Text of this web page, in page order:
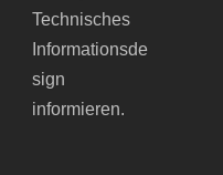
Technisches
Informationsde
sign
informieren.